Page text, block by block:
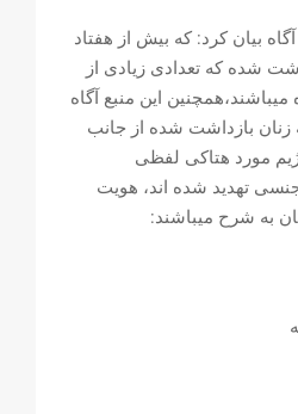
بیان کرد: که بیش از هفتاد
شده که تعدادی زیادی از
این منبع آگاه
زنان بازداشت شده از جانب
مورد هتاکی لفظی
تهدید شده اند، هویت
به شرح میباشند: